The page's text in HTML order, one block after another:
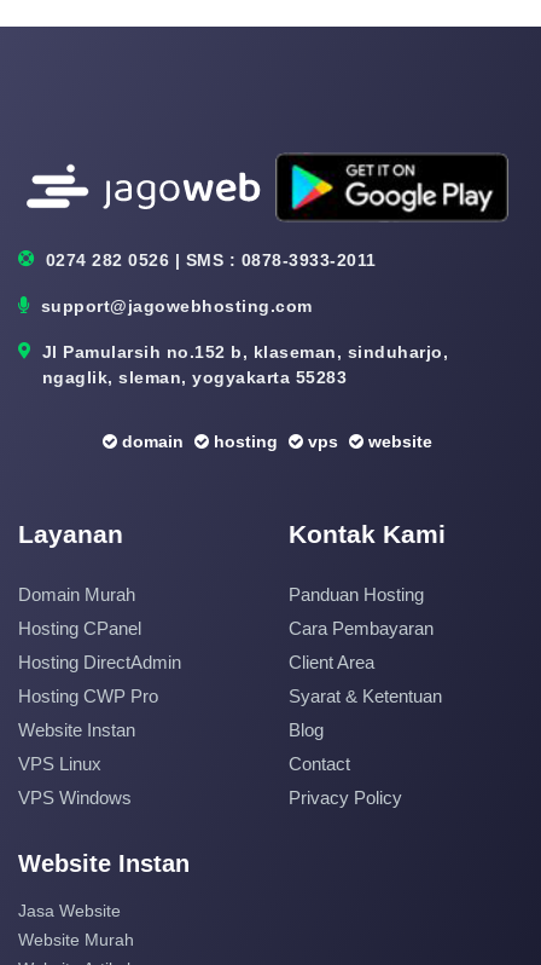
0274 282 0526 | SMS : 0878-3933-2011
support@jagowebhosting.com
Jl Pamularsih no.152 b, klaseman, sinduharjo,
ngaglik, sleman, yogyakarta 55283
domain hosting vps website
Layanan
Domain Murah
Hosting CPanel
Hosting DirectAdmin
Hosting CWP Pro
Website Instan
VPS Linux
VPS Windows
Kontak Kami
Panduan Hosting
Cara Pembayaran
Client Area
Syarat & Ketentuan
Blog
Contact
Privacy Policy
Website Instan
Jasa Website
Website Murah